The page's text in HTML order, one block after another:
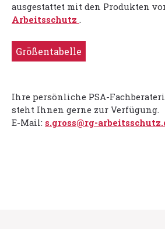
ausgestattet mit den Produkten
Arbeitsschutz .
Größentabelle
Ihre persönliche PSA-
steht Ihnen gerne zur Verfügung.
E-Mail: s.gross@rg-